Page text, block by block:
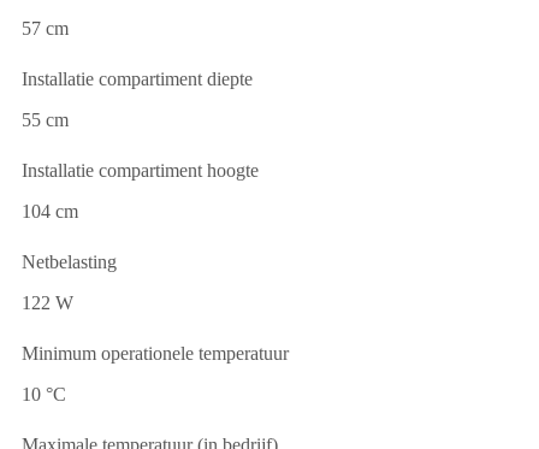
57 cm
Installatie compartiment diepte
55 cm
Installatie compartiment hoogte
104 cm
Netbelasting
122 W
Minimum operationele temperatuur
10 °C